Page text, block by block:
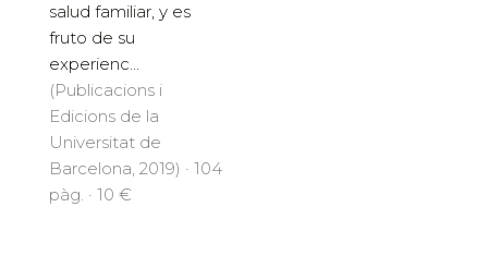
salud familiar, y es
fruto de su
experienc...
(Publicacions i
Edicions de la
Universitat de
Barcelona, 2019) · 104
pàg. · 10 €